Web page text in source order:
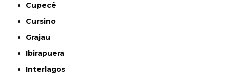
Cupecê
Cursino
Grajau
Ibirapuera
Interlagos